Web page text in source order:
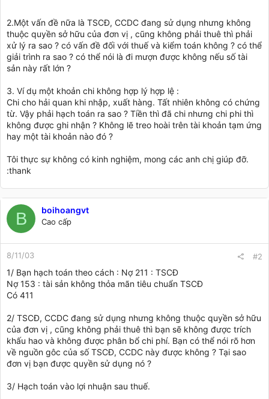
2.Một vấn đề nữa là TSCĐ, CCDC đang sử dụng nhưng không
thuộc quyền sở hữu của đơn vị , cũng không phải thuê thì phải
xử lý ra sao ? có vấn đề đối với thuế và kiểm toán không ? có thể
giải trình ra sao ? có thể nói là đi mượn được không nếu số tài
sản này rất lớn ?
3. Ví dụ một khoản chi không hợp lý hợp lệ :
Chi cho hải quan khi nhập, xuất hàng. Tất nhiên không có chứng
từ. Vậy phải hạch toán ra sao ? Tiền thì đã chi nhưng chi phi thì
không được ghi nhận ? Không lẽ treo hoài trên tài khoản tạm ứng
hay một tài khoản nào đó ?
Tôi thực sự không có kinh nghiệm, mong các anh chị giúp đỡ.
:thank
B boihoangvt
Cao cấp
8/11/03 #2
1/ Bạn hạch toán theo cách : Nợ 211 : TSCĐ
Nợ 153 : tài sản không thỏa mãn tiêu chuẩn TSCĐ
Có 411
2/ TSCĐ, CCDC đang sử dụng nhưng không thuộc quyền sở hữu
của đơn vị , cũng không phải thuê thì bạn sẽ không được trích
khấu hao và không được phân bổ chi phí. Bạn có thể nói rõ hơn
về nguồn gôc của số TSCĐ, CCDC này được không ? Tại sao
đơn vị bạn được quyền sử dụng nó ?
3/ Hạch toán vào lợi nhuận sau thuế.